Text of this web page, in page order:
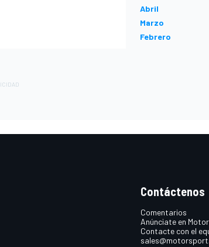
Abril
Marzo
Febrero
Contáctenos
Comentarios
Anúnciate en
Contacte con el